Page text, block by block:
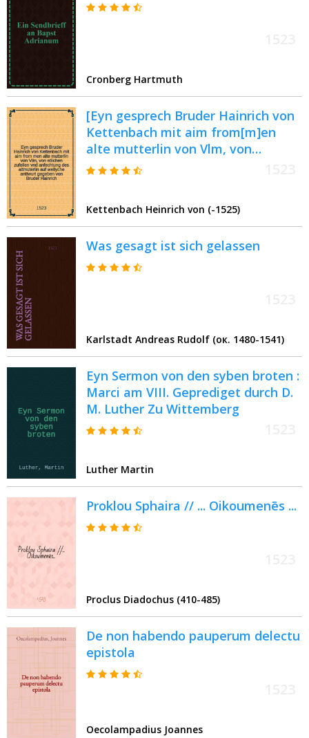
Cronberg Hartmuth
[Eyn gesprech Bruder Hainrich von
Kettenbach mit aim from[m]en
alte mutterlin von Vlm, von
etlichen zufellen vnd anfechtung
Hainrich : Dasselb altmüterlin hat
begert jr anzuschreiben, des sy
gewert ist worden von
obgemeltem bruder, Darnach
man sagt. zu Eer gott
Kettenbach Heinrich von (-1525)
Was gesagt ist sich gelassen
Karlstadt Andreas Rudolf (ок. 1480-1541)
Eyn Sermon von den syben broten :
Marci am VIII. Geprediget durch D.
M. Luther Zu Wittemberg
Luther Martin
Proklou Sphaira // ... Oikoumenēs ...
Proclus Diadochus (410-485)
De non habendo pauperum delectu
epistola
Oecolampadius Joannes